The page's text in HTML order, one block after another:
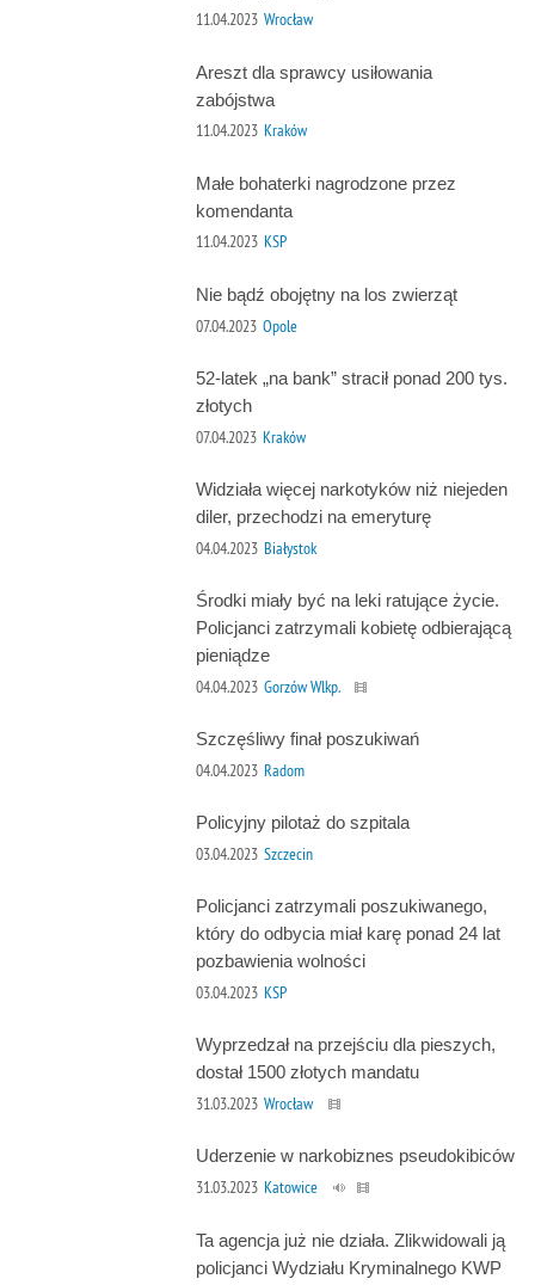
11.04.2023 Wrocław
Areszt dla sprawcy usiłowania
zabójstwa
11.04.2023 Kraków
Małe bohaterki nagrodzone przez
komendanta
11.04.2023 KSP
Nie bądź obojętny na los zwierząt
07.04.2023 Opole
52-latek „na bank” stracił ponad 200 tys.
złotych
07.04.2023 Kraków
Widziała więcej narkotyków niż niejeden
diler, przechodzi na emeryturę
04.04.2023 Białystok
Środki miały być na leki ratujące życie.
Policjanci zatrzymali kobietę odbierającą
pieniądze
04.04.2023 Gorzów Wlkp.
Szczęśliwy finał poszukiwań
04.04.2023 Radom
Policyjny pilotaż do szpitala
03.04.2023 Szczecin
Policjanci zatrzymali poszukiwanego,
który do odbycia miał karę ponad 24 lat
pozbawienia wolności
03.04.2023 KSP
Wyprzedzał na przejściu dla pieszych,
dostał 1500 złotych mandatu
31.03.2023 Wrocław
Uderzenie w narkobiznes pseudokibiców
31.03.2023 Katowice
Ta agencja już nie działa. Zlikwidowali ją
policjanci Wydziału Kryminalnego KWP